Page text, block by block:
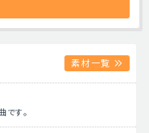
素材一覧
す。